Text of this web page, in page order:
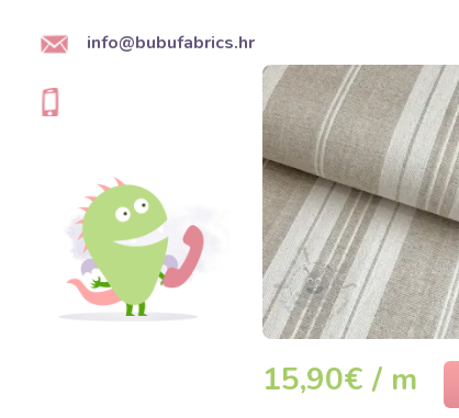
info@bubufabrics.hr
15,90€ / m